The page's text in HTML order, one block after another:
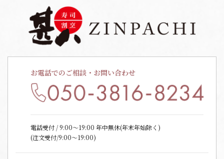
お電話でのご相談・お問い合わせ
電話受付 / 9:00〜19:00 年中無休(年末年始除く)
(注文受付/9:00～19:00)